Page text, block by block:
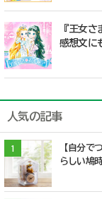
『王女
感想文に
人気の記事
1
【自分で
らしい鳩